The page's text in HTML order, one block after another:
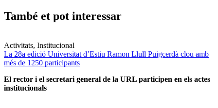
També et pot interessar
Activitats, Institucional
La 28a edició Universitat d’Estiu Ramon Llull Puigcerdà clou amb
més de 1250 participants
El rector i el secretari general de la URL participen en els actes
institucionals